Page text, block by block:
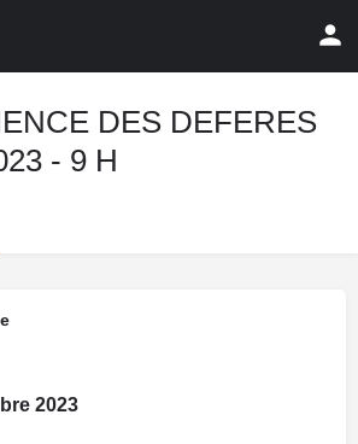
DES DEFERES
- 9 H
2023